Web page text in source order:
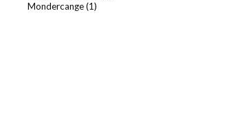
Mondercange (1)